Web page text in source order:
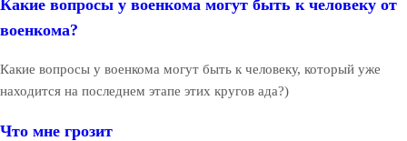
Какие вопросы у военкома могут быть к человеку от
военкома?
Какие вопросы у военкома могут быть к человеку, который уже
находится на последнем этапе этих кругов ада?)
Что мне грозит